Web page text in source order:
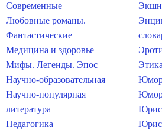
Современные
Любовные романы.
Фантастические
Медицина и здоровье
Мифы. Легенды. Эпос
Научно-образовательная
Научно-популярная
литература
Педагогика
Этика